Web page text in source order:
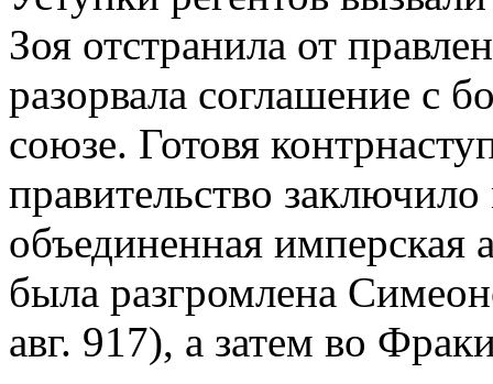
Зоя отстранила от
разорвала соглашение с
союзе. Готовя
правительство
объединенная имперская
была разгромлена
авг. 917), а затем во